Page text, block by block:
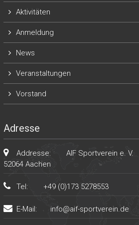
Aktivitäten
Anmeldung
News
Veranstaltungen
Vorstand
Adresse
Addresse: AIF Sportverein e. V.
52064 Aachen
Tel: +49 (0)173 5278553
E-Mail: info@aif-sportverein.de